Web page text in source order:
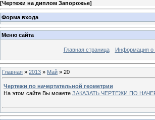
[Чертежи на диплом Запорожье]
Форма входа
Меню сайта
Главная страница Информация о
Главная » 2013 » Май » 20
Чертежи по начертательной геометрии
На этом сайте Вы можете ЗАКАЗАТЬ ЧЕРТЕЖИ ПО